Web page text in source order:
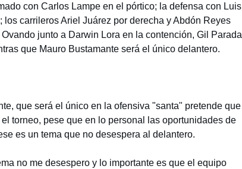
con Carlos Lampe en el pórtico; la defensa con Luis
carrileros Ariel Juárez por derecha y Abdón Reyes
junto a Darwin Lora en la contención, Gil Parada
que Mauro Bustamante será el único delantero.
que será el único en la ofensiva "santa" pretende que
torneo, pese que en lo personal las oportunidades de
es un tema que no desespera al delantero.
no me desespero y lo importante es que el equipo